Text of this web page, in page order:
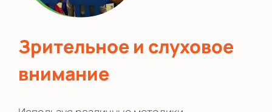
Зрительное и слуховое
внимание